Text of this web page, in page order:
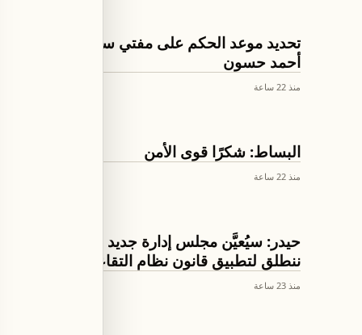
تحديد موعد الحكم على مفتي سوريا السابق
أحمد حسون
منذ 22 ساعة
اخبار لبنان
البساط: شكرًا قوى الأمن
منذ 22 ساعة
حيدر: سيُعيَّن مجلس إدارة جديد للضمان ثم
ننطلق لتطبيق قانون نظام التقاعد
منذ 23 ساعة